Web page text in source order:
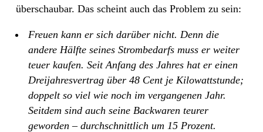
überschaubar. Das scheint auch das Problem zu sein:
Freuen kann er sich darüber nicht. Denn die
andere Hälfte seines Strombedarfs muss er weiter
teuer kaufen. Seit Anfang des Jahres hat er einen
Dreijahresvertrag über 48 Cent je Kilowattstunde;
doppelt so viel wie noch im vergangenen Jahr.
Seitdem sind auch seine Backwaren teurer
geworden – durchschnittlich um 15 Prozent.